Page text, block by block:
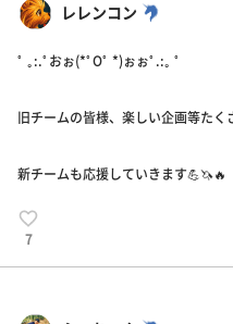
レレンコン
ﾟ ｡:.ﾟおぉ(*ﾟOﾟ *)ぉぉﾟ.:｡ ﾟ
旧チームの皆様、楽しい企画等たく
新チームも応援していきます💪🦄🔥
7